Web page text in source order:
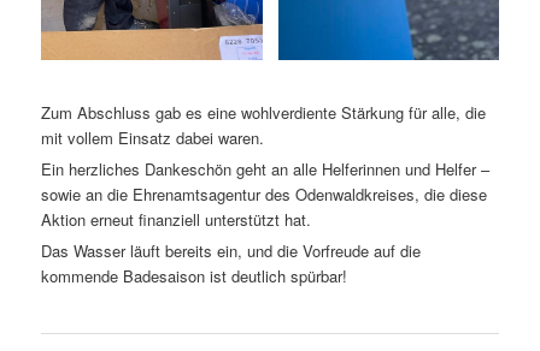
Zum Abschluss gab es eine wohlverdiente Stärkung für alle, die
mit vollem Einsatz dabei waren.
Ein herzliches Dankeschön geht an alle Helferinnen und Helfer –
sowie an die Ehrenamtsagentur des Odenwaldkreises, die diese
Aktion erneut finanziell unterstützt hat.
Das Wasser läuft bereits ein, und die Vorfreude auf die
kommende Badesaison ist deutlich spürbar!